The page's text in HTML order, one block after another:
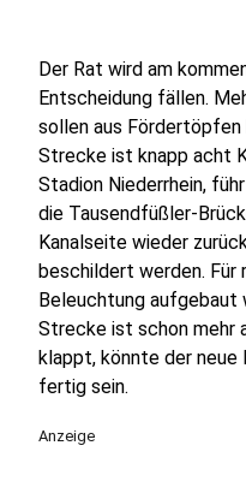
Der Rat wird am
Entscheidung fällen.
sollen aus
Strecke ist knapp acht
Stadion Niederrhein,
die Tausendfüßler-
Kanalseite wieder
beschildert werden. Für
Beleuchtung aufgebaut
Strecke ist schon mehr
klappt, könnte der neue
fertig sein.
Anzeige